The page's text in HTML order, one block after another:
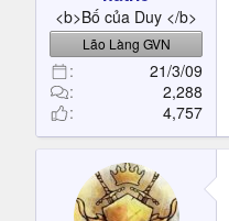
e
r
<b>Bố của Duy </b>
Lão Làng GVN
21/3/09
2,288
4,757